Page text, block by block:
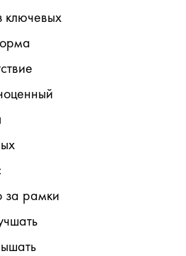
ключевых
за рамки